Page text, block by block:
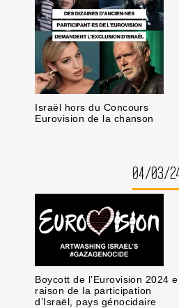
Israël hors du Concours
Eurovision de la chanson
04/03/
Boycott de l’Eurovision 2024
raison de la participation
d’Israël, pays génocidaire